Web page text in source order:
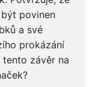
povinen
a své
prokázání
závěr na